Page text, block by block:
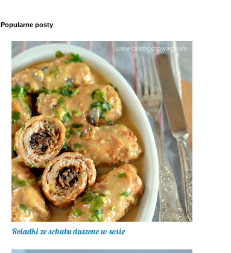
Popularne posty
Roladki ze schabu duszone w sosie